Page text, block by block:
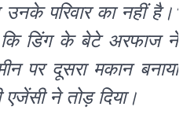
परिवार का नहीं है।’
कि डिंग के बेटे अरफाज ने
पर दूसरा मकान बनाया
ने तोड़ दिया।